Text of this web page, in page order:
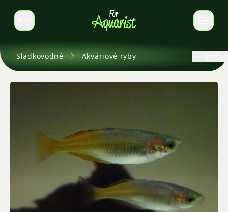
Prepnúť jazyk
Sladkovodné Akváriové ryby